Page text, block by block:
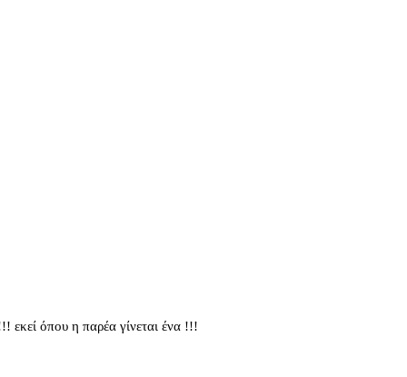
όπου η παρέα γίνεται ένα !!!